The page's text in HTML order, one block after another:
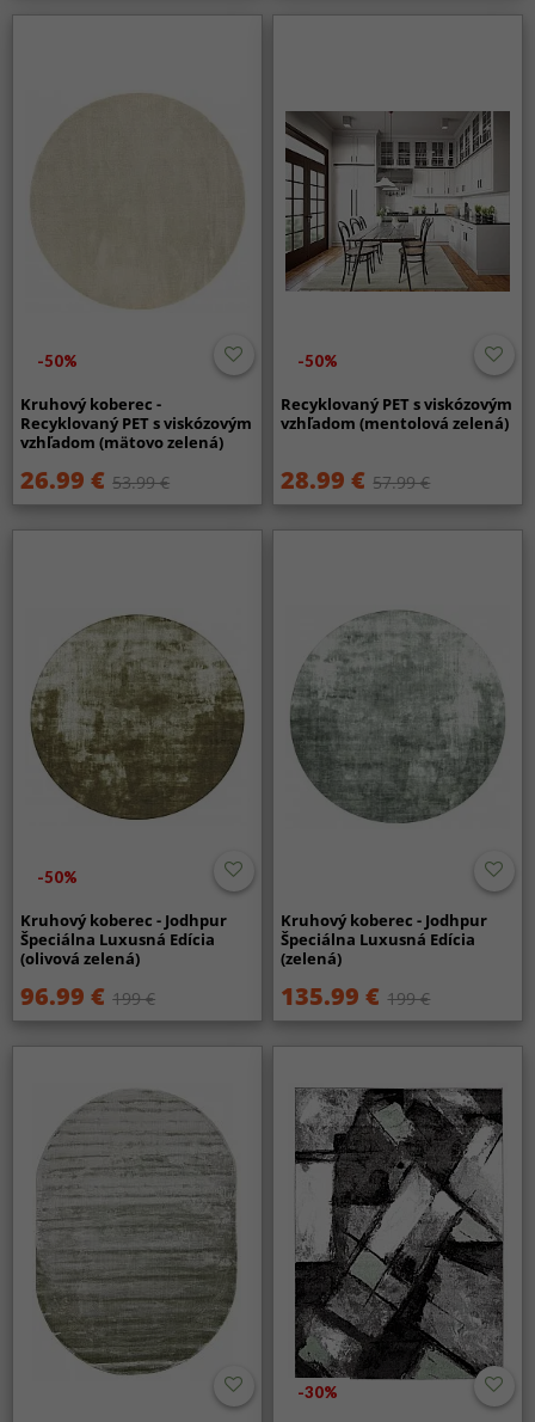
-50%
Kruhový koberec -
Recyklovaný PET s viskózovým
vzhľadom (mätovo zelená)
26.99 € 53.99 €
-50%
Recyklovaný PET s viskózovým
vzhľadom (mentolová zelená)
28.99 € 57.99 €
-50%
Kruhový koberec - Jodhpur
Špeciálna Luxusná Edícia
(olivová zelená)
96.99 € 199 €
Kruhový koberec - Jodhpur
Špeciálna Luxusná Edícia
(zelená)
135.99 € 199 €
-30%